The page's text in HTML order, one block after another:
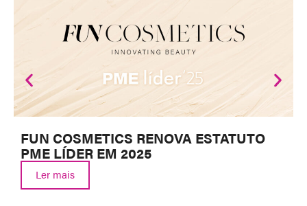
FUN COSMETICS RENOVA ESTATUTO
PME LÍDER EM 2025
Ler mais